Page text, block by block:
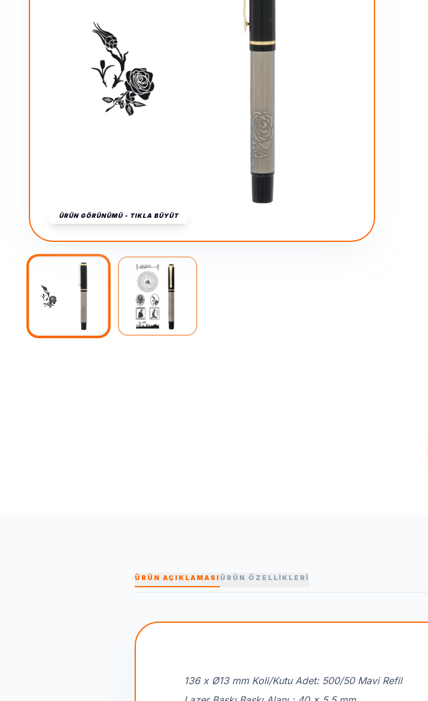
ÜRÜN GÖRÜNÜMÜ - TIKLA BÜYÜT
ÜRÜN AÇIKLAMASI ÜRÜN ÖZELLİKLERİ
136 x Ø13 mm Koli/Kutu Adet: 500/50 Mavi Refil